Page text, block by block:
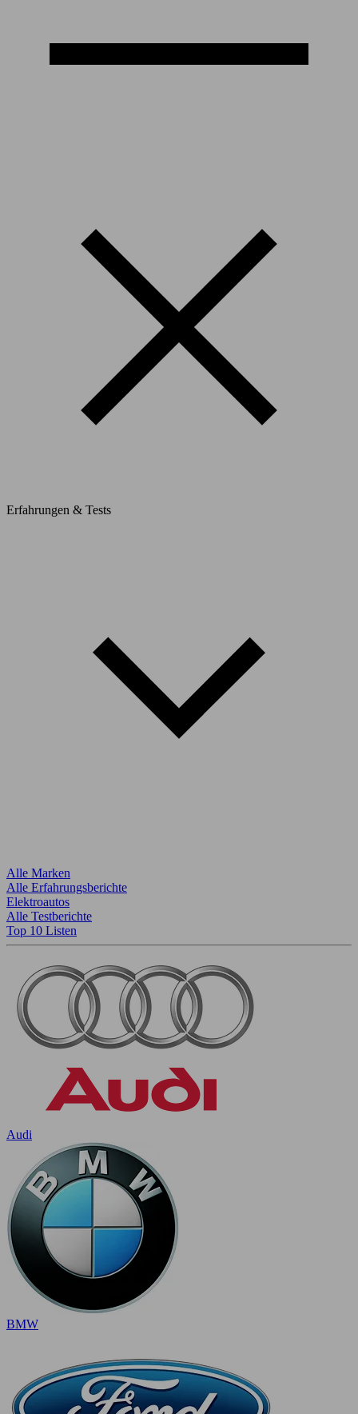
Erfahrungen & Tests
Alle Marken
Alle Erfahrungsberichte
Elektroautos
Alle Testberichte
Top 10 Listen
Audi
BMW